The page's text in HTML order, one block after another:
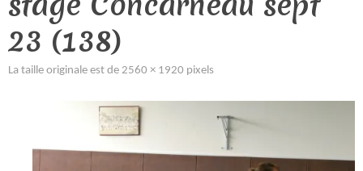
23 (138)
La taille originale est de 2560 × 1920 pixels